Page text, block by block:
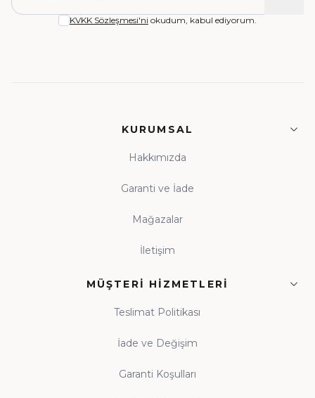
KVKK Sözleşmesi'ni okudum, kabul ediyorum.
KURUMSAL
Hakkımızda
Garanti ve İade
Mağazalar
İletişim
MÜŞTERI HIZMETLERI
Teslimat Politikası
İade ve Değişim
Garanti Koşulları